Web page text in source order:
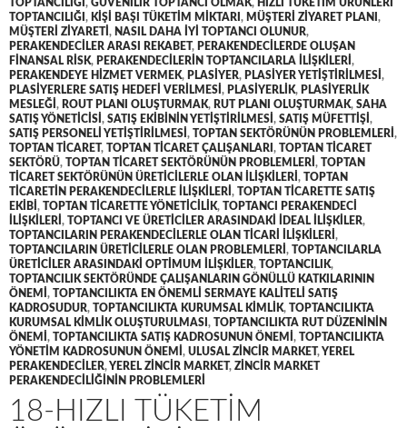
TOPTANCILIĞI , GÜVENILIR TOPTANCI OLMAK, HIZLI TÜKETIM ÜRÜNLERI
TOPTANCILIĞI , KIŞI BAŞI TÜKETIM MIKTARI , MÜŞTERI ZIYARET PLANI ,
MÜŞTERI ZIYARETI , NASIL DAHA IYI TOPTANCI OLUNUR,
PERAKENDECILER ARASI REKABET, PERAKENDECILERDE OLUŞAN
FINANSAL RISK, PERAKENDECILERIN TOPTANCILARLA ILIŞKILERI ,
PERAKENDEYE HIZMET VERMEK, PLASIYER, PLASIYER YETIŞTIRILMESI ,
PLASIYERLERE SATIŞ HEDEFI VERILMESI , PLASIYERLIK, PLASIYERLIK
MESLEĞI , ROUT PLANI OLUŞTURMAK, RUT PLANI OLUŞTURMAK, SAHA
SATIŞ YÖNETICISI , SATIŞ EKIBININ YETIŞTIRILMESI , SATIŞ MÜFETTIŞI ,
SATIŞ PERSONELI YETIŞTIRILMESI , TOPTAN SEKTÖRÜNÜN PROBLEMLERI ,
TOPTAN TICARET, TOPTAN TICARET ÇALIŞANLARI , TOPTAN TICARET
SEKTÖRÜ, TOPTAN TICARET SEKTÖRÜNÜN PROBLEMLERI , TOPTAN
TICARET SEKTÖRÜNÜN ÜRETICILERLE OLAN ILIŞKILERI , TOPTAN
TICARETIN PERAKENDECILERLE ILIŞKILERI , TOPTAN TICARETTE SATIŞ
EKIBI , TOPTAN TICARETTE YÖNETICILIK, TOPTANCI PERAKENDECI
ILIŞKILERI , TOPTANCI VE ÜRETICILER ARASINDAKI IDEAL ILIŞKILER,
TOPTANCILARIN PERAKENDECILERLE OLAN TICARI ILIŞKILERI ,
TOPTANCILARIN ÜRETICILERLE OLAN PROBLEMLERI , TOPTANCILARLA
ÜRETICILER ARASINDAKI OPTIMUM ILIŞKILER, TOPTANCILIK,
TOPTANCILIK SEKTÖRÜNDE ÇALIŞANLARIN GÖNÜLLÜ KATKILARININ
ÖNEMI , TOPTANCILIKTA EN ÖNEMLI SERMAYE KALITELI SATIŞ
KADROSUDUR, TOPTANCILIKTA KURUMSAL KIMLIK, TOPTANCILIKTA
KURUMSAL KIMLIK OLUŞTURULMASI , TOPTANCILIKTA RUT DÜZENININ
ÖNEMI , TOPTANCILIKTA SATIŞ KADROSUNUN ÖNEMI , TOPTANCILIKTA
YÖNETIM KADROSUNUN ÖNEMI , ULUSAL ZINCIR MARKET,YEREL
PERAKENDECILER,YEREL ZINCIR MARKET, ZINCIR MARKET
PERAKENDECILIĞININ PROBLEMLERI
18-HIZLI TÜKETIM